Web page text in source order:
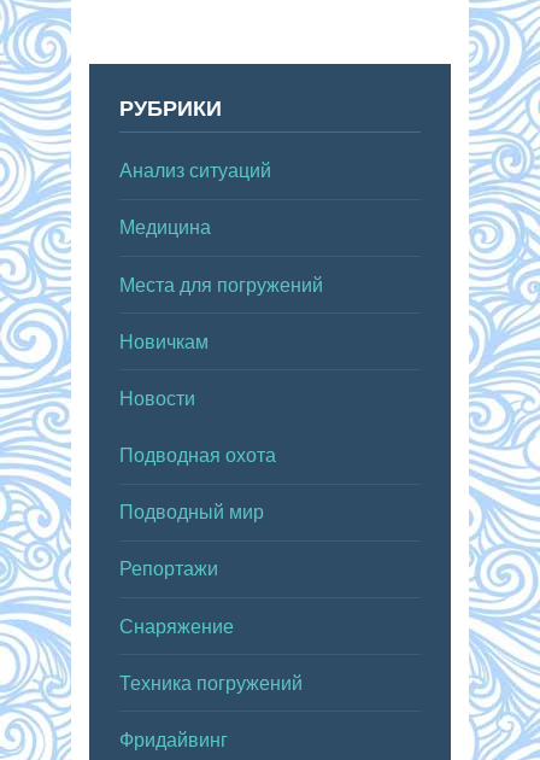
РУБРИКИ
Анализ ситуаций
Медицина
Места для погружений
Новичкам
Новости
Подводная охота
Подводный мир
Репортажи
Снаряжение
Техника погружений
Фридайвинг